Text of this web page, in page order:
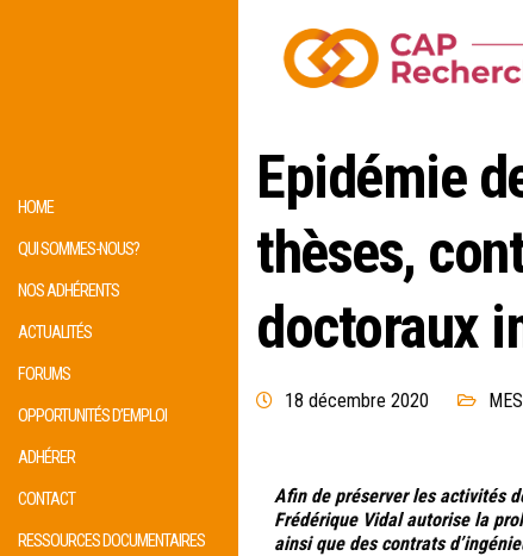
HOME
QUI SOMMES-NOUS?
NOS ADHÉRENTS
ACTUALITÉS
FORUMS
OPPORTUNITÉS D’EMPLOI
ADHÉRER
CONTACT
RESSOURCES DOCUMENTAIRES
Epidémie
thèses,
doctoraux
18 décembre 2020
Afin de préserver les activités
Frédérique Vidal autorise la
ainsi que des contrats